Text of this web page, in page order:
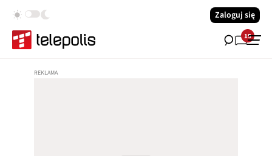
Zaloguj się
15